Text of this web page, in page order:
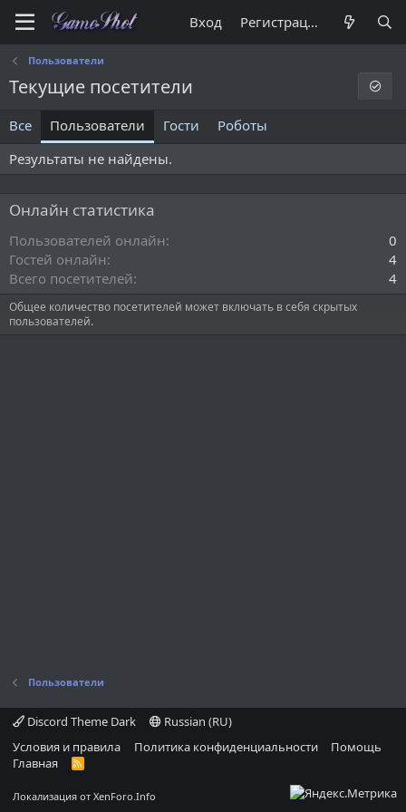
Вход Регистрация
Пользователи
Текущие посетители
Все Пользователи Гости
Роботы
Результаты не найдены.
Онлайн статистика
Пользователей онлайн
0
Гостей онлайн
4
Всего посетителей
4
Общее количество посетителей может включать в себя скрытых
пользователей.
Пользователи
Discord Theme Dark
Russian (RU)
Условия и правила
Политика конфиденциальности
Помощь
Главная
R
Локализация от XenForo.Info